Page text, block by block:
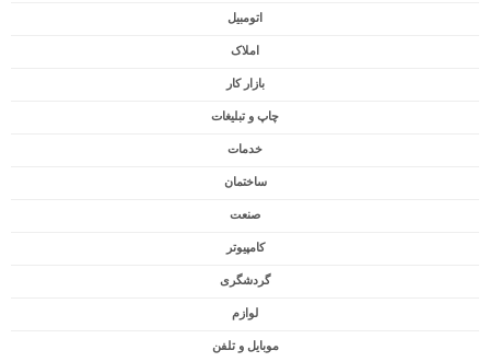
اتومبیل
املاک
بازار کار
چاپ و تبلیغات
خدمات
ساختمان
صنعت
کامپیوتر
گردشگری
لوازم
موبایل و تلفن